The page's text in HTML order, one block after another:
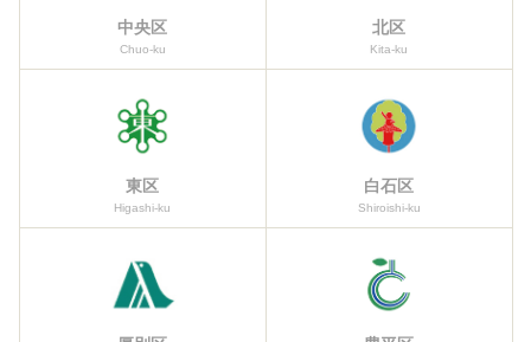
中央区
Chuo-ku
北区
Kita-ku
東区
Higashi-ku
白石区
Shiroishi-ku